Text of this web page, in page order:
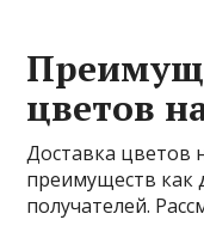
цветов
Доставка цветов
преимуществ как
получателей.